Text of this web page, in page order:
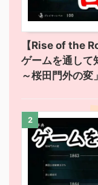
【Rise of the
ゲームを通して
～桜田門外の変」
2